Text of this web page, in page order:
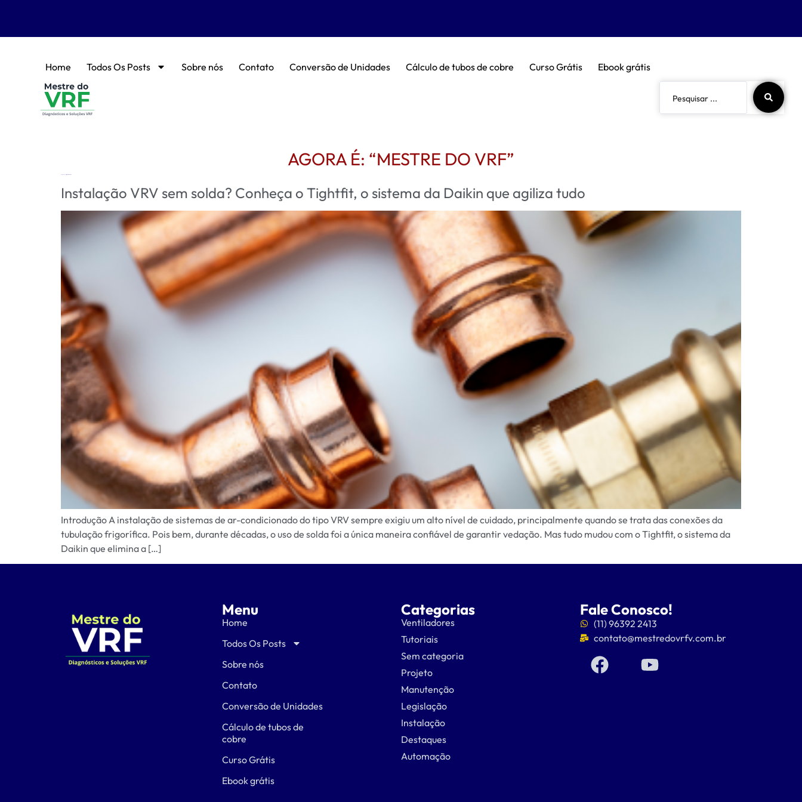
Home Todos Os Posts Sobre nós Contato Conversão de Unidades Cálculo de tubos de cobre Curso Grátis Ebook grátis
AGORA É: “MESTRE DO VRF”
Instalação VRV sem solda? Conheça o Tightfit, o sistema da Daikin que agiliza tudo
Introdução A instalação de sistemas de ar-condicionado do tipo VRV sempre exigiu um alto nível de cuidado, principalmente quando se trata das conexões da
tubulação frigorífica. Pois bem, durante décadas, o uso de solda foi a única maneira confiável de garantir vedação. Mas tudo mudou com o Tightfit, o sistema da
Daikin que elimina a […]
Menu
Home
Todos Os Posts
Sobre nós
Contato
Conversão de Unidades
Cálculo de tubos de
cobre
Curso Grátis
Ebook grátis
Categorias
Ventiladores
Tutoriais
Sem categoria
Projeto
Manutenção
Legislação
Instalação
Destaques
Automação
Fale Conosco!
(11) 96392 2413
contato@mestredovrfv.com.br